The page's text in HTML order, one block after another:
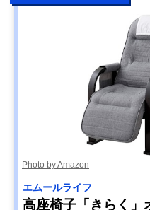
Photo by Amazon
エムールライフ
高座椅子「きらく」